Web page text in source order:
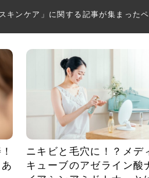
トリートメントの付け方で
仕上がりが変わる｜効かな
い原因...
トリートメントの付け方で仕上がり
大きく変わります。今回は、毛先中
メガネ
髪のくすみが気になる人
へ！2026春トレンドの明る
めく...
2026春のトレンドカラーは明るめの
すみカラーです。ただし、髪がすで
さくら
2026年のショートウルフ最
新トレンドとは？ナチュラ
2026年のショートウルフは、ナチュ
ルでエアリーな仕上がりが今っぽい
かえで
美容室に行くのが恥ずかし
い？髪質の変化に気づいた
時こそ...
しばらく美容室に行けていないし、
ろそろ髪型を変えて気分転換したい
メガネ
ヘッドスパの落とし穴！知
らないと損する真実
ヘッドスパは、頭皮の汚れを落とし
血行を促進し、リラックス効果や美
髪を育てるには？毎日の洗
い方と生活習慣を見直す基
本ケア
髪をきれいに育てるには高価なアイ
ムを増やす前に、洗い方や乾かし方
さくら
発酵エキスシャンプーって
何がいいの？無印良品など
のシャ...
スキンケアで人気の発酵成分が、シ
ンプーにも広がっています。無印良
さくら
ミニマリストのメイク術｜
少ないアイテムで「自分ら
しい美...
「たくさんのコスメを持っているの
に、実際に使っているのはいつも同
ものばか...
あおい
針で小顔を目指す！美容鍼
の効果と後悔しない選び方
のポイント
フェイスラインをすっきりさせたい
いうお悩みを抱えている方はいない
あかり
化粧ノリが変わる「顔脱
毛」。4つのメリットと、
める前...
顔の産毛をカミソリで剃って、毛抜
で抜くなど、日々の自己処理を手間
あおい
2026年運気アップネイルガ
イドを公開！幸運を呼ぶ色
最近、なんとなく運気が停滞してい
気がすると悩んでいないでしょうか
あおい
急に小じわが増えた？原因
と種類の見分け方＆自宅
できる...
ふと鏡を見て、急に小じわが増えた
落ち込んでいないでしょうか？じつ
その原...
あおい
人の手ならではの痩身効
果。オールハンドエステ
魅力と、...
痩身エステと一言で言っても、最新
機器を使ったものから、昔ながらの
技によ...
あかり
スキンケア」に関する記事が集まった
ニキビと毛穴に！？メデ
キューブのアゼライン酸